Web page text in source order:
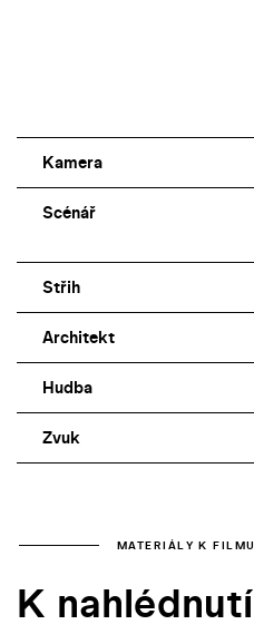
Kamera
Scénář
Střih
Architekt
Hudba
Zvuk
MATERIÁLY K FILMU
K nahlédnutí